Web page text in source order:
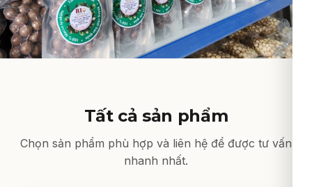
Tất cả sản phẩm
Chọn sản phẩm phù hợp và liên hệ để được tư vấn
nhanh nhất.